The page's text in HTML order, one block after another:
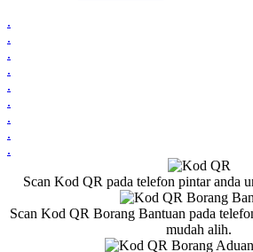
.
.
.
.
.
.
.
.
.
Scan Kod QR pada telefon pintar anda
Scan Kod QR Borang Bantuan pada
mudah alih.